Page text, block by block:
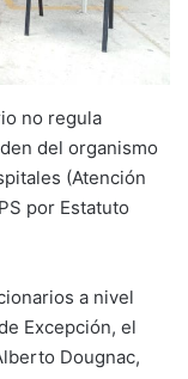
no regula
del organismo
(Atención
por Estatuto
a nivel
Excepción, el
Dougnac,